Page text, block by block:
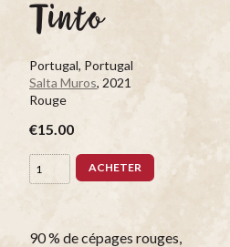
Tinto
Portugal, Portugal
Salta Muros, 2021
Rouge
€15.00
ACHETER
90 % de cépages rouges,